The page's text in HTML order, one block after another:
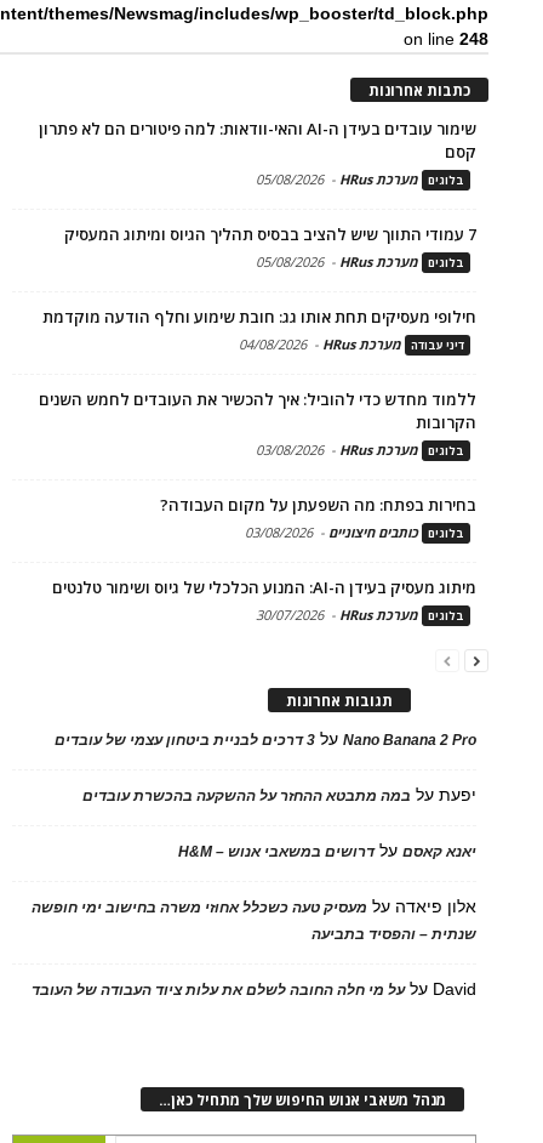
themes/Newsmag/includes/wp_booster/td_block.php
on line248
כתבות אחרונות
שימור עובדים בעידן ה-AI והאי-וודאות: למה פיטורים הם לא פתרון
קסם
בלוגים מערכת HRus -
05/08/2026
7 עמודי התווך שיש להציב בבסיס תהליך הגיוס ומיתוג המעסיק
בלוגים מערכת HRus -
05/08/2026
חילופי מעסיקים תחת אותו גג: חובת שימוע וחלף הודעה מוקדמת
דיני עבודה מערכת HRus -
04/08/2026
ללמוד מחדש כדי להוביל: איך להכשיר את העובדים לחמש השנים
הקרובות
בלוגים מערכת HRus -
03/08/2026
בחירות בפתח: מה השפעתן על מקום העבודה?
בלוגים כותבים חיצוניים -
03/08/2026
מיתוג מעסיק בעידן ה-AI: המנוע הכלכלי של גיוס ושימור טלנטים
בלוגים מערכת HRus -
30/07/2026
תגובות אחרונות
Nano Banana 2 Proעל 3 דרכים לבניית ביטחון עצמי של עובדים
יפעתעל במה מתבטא ההחזר על ההשקעה בהכשרת עובדים
יאנא קאסםעלדרושים במשאבי אנוש – H&M
אלון פיאדה על מעסיק טעה כשכלל אחוזי משרה בחישוב ימי חופשה
שנתית – והפסיד בתביעה
David עלעל מי חלה החובה לשלם את עלות ציוד העבודה של העובד
מנהל משאבי אנוש החיפוש שלך מתחיל כאן…